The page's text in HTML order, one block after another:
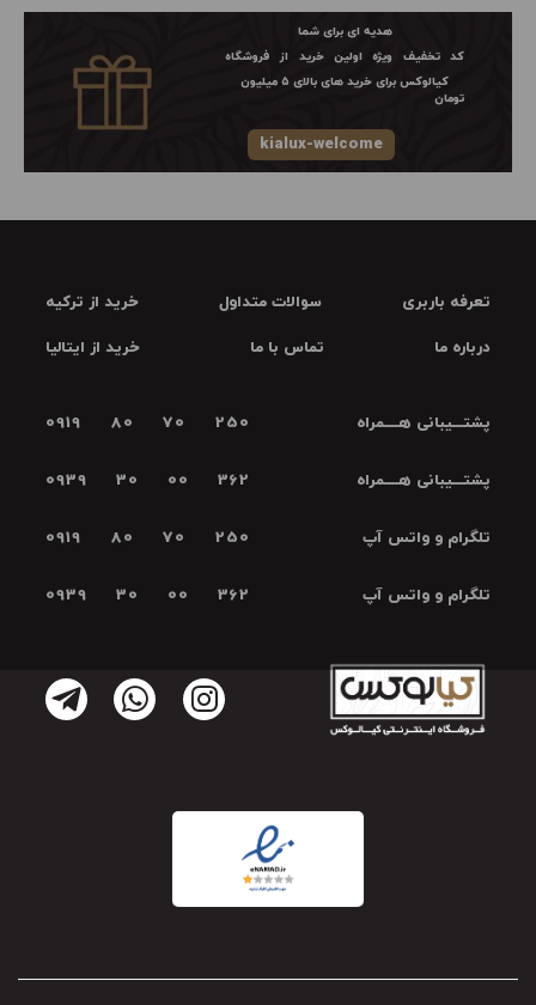
هدیه ای برای شما
کد تخفیف ویژه اولین خرید از فروشگاه
کیالوکس برای خرید های بالای ۵ میلیون
تومان
kialux-welcome
تعرفه باربری سوالات متداول خرید از ترکیه
درباره ما تماس با ما خرید از ایتالیا
پشتـــیبانی هــــمراه 0919 80 70 250
پشتـــیبانی هــــمراه 0939 30 00 362
تلگرام و واتس آپ 0919 80 70 250
تلگرام و واتس آپ 0939 30 00 362